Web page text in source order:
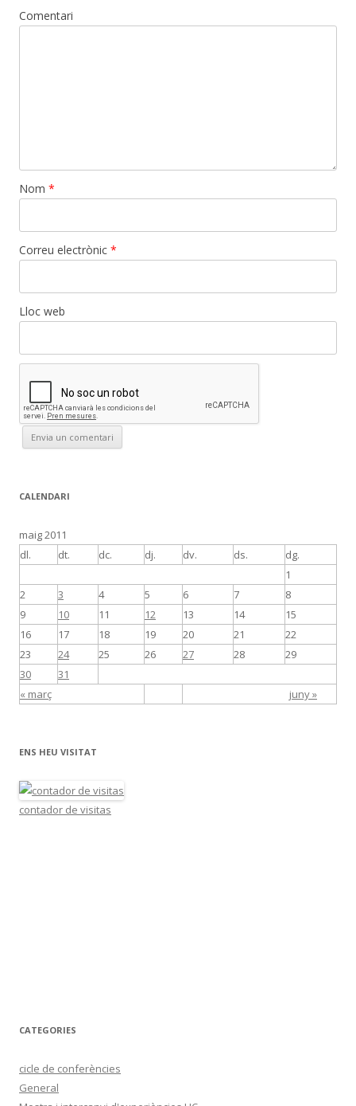
Comentari
Nom *
Correu electrònic *
Lloc web
CALENDARI
maig 2011
dl.
dt. dc. dj. dv. ds. dg.
« març juny »
1
2
3 4 5 6 7
8
9
10 11 12 13 14
15
16
17 18 19 20 21
22
23
24 25 26 27 28
29
30
31
ENS HEU VISITAT
contador de visitas
CATEGORIES
cicle de conferències
General